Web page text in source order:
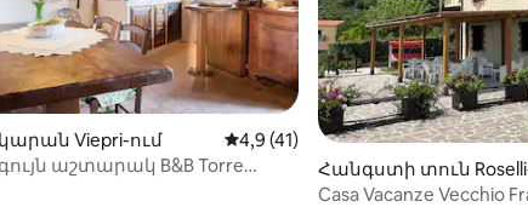
Viepri-ում Միջին վարկանիշը՝ 5-ից 4,9, 41
4,9 (41)
աշտարակ B&B Torre
Հանգստի տուն
Casa Vacanze Vecchio